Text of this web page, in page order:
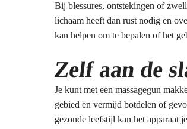
Bij blessures, ontstekingen of
lichaam heeft dan rust nodig en
kan helpen om te bepalen of het
Zelf aan de
Je kunt met een massagegun
gebied en vermijd botdelen of
gezonde leefstijl kan het apparaat